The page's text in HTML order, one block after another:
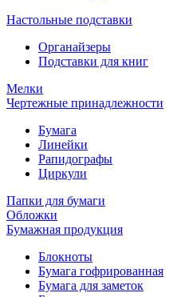
Настольные подставки
Органайзеры
Подставки для книг
Мелки
Чертежные принадлежности
Бумага
Линейки
Рапидографы
Циркули
Папки для бумаги
Обложки
Бумажная продукция
Блокноты
Бумага гофрированная
Бумага для заметок